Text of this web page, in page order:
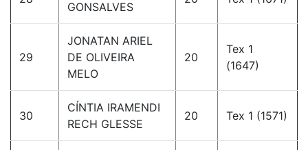
GONSALVES
29
JONATAN ARIEL
DE OLIVEIRA
MELO
20
Tex 1
(1647)
30
CÍNTIA IRAMENDI
RECH GLESSE
20 Tex 1 (1571)